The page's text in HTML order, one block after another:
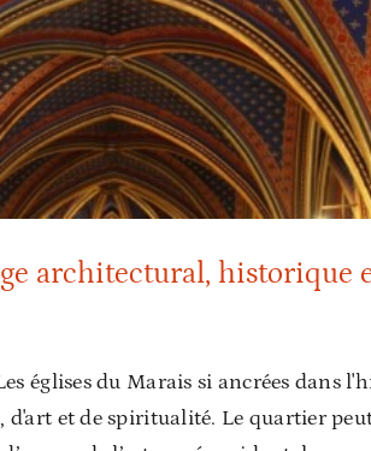
architectural, historique
églises du Marais si ancrées dans
et de spiritualité. Le quartier